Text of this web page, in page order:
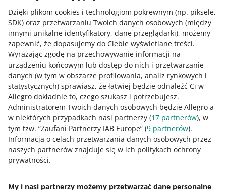
Dzięki plikom cookies i technologiom pokrewnym (np. piksele,
SDK) oraz przetwarzaniu Twoich danych osobowych (między
innymi unikalne identyfikatory, dane przeglądarki), możemy
zapewnić, że dopasujemy do Ciebie wyświetlane treści.
Wyrażając zgodę na przechowywanie informacji na
urządzeniu końcowym lub dostęp do nich i przetwarzanie
danych (w tym w obszarze profilowania, analiz rynkowych i
statystycznych) sprawiasz, że łatwiej będzie odnaleźć Ci w
Allegro dokładnie to, czego szukasz i potrzebujesz.
Administratorem Twoich danych osobowych będzie Allegro a
w niektórych przypadkach nasi partnerzy (17 partnerów), w
tym tzw. “Zaufani Partnerzy IAB Europe” (9 partnerów).
Informacja o celach przetwarzania danych osobowych przez
naszych partnerów znajduje się w ich politykach ochrony
prywatności.
My i nasi partnerzy możemy przetwarzać dane personalne
Podstawa: zmiana redakcyjna (artykuł 14.1 Regulaminu
Allegro, litera k).
Usunęliśmy możliwość przekazywania konta
między małżonkami
Dotychczas, zgodnie z regulaminem, konto zwykłe można
było przekazać małżonce lub małżonkowi. Usunęliśmy tę
możliwość. Opcja ta nie cieszy się zainteresowaniem
kupujących ani sprzedających, więc rezygnujemy z jej
utrzymywania i zachęcamy do rejestracji nowego konta.
Podstawa: zmiany w zakresie świadczonych usług